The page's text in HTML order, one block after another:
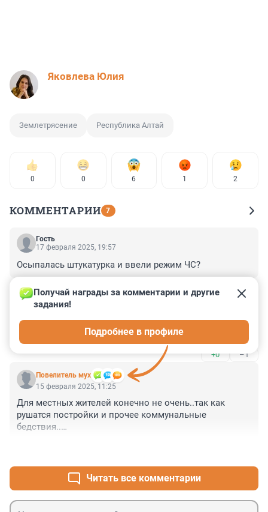
Яковлева Юлия
Землетрясение Республика Алтай
0 0 6 1 2
КОММЕНТАРИИ 7
Гость
17 февраля 2025, 19:57
Осыпалась штукатурка и ввели режим ЧС?
–0
Гость
А вот при навальнам такого бы не было!
+0 –1
Повелитель мух
Получай награды за комментарии и другие
задания!
Подробнее в профиле
15 февраля 2025, 11:25
Для местных жителей конечно не очень..так как
рушатся постройки и прочее коммунальные
бедствия..
это бесценно ..точно так же как гроза и ураган..или
там извержение вулкана..это круто..тчк
Читать все комментарии